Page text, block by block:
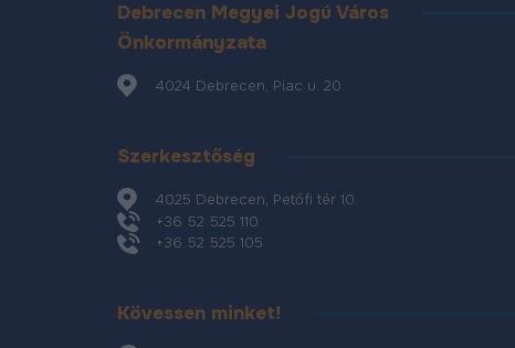
Debrecen Megyei Jogú Város
Önkormányzata
4024 Debrecen, Piac u. 20.
Szerkesztőség
4025 Debrecen, Petőfi tér 10.
+36 52 525 110
+36 52 525 105
Kövessen minket!